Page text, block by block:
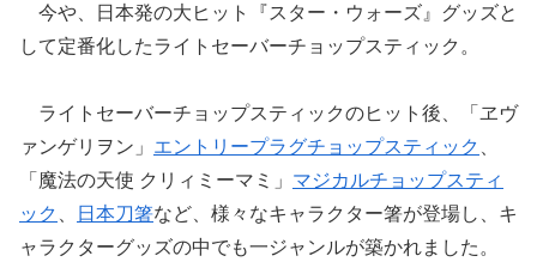
今や、日本発の大ヒット『スター・ウォーズ』グッズと
して定番化したライトセーバーチョップスティック。
ライトセーバーチョップスティックのヒット後、「ヱヴ
ァンゲリヲン」 エントリープラグチョップスティック 、
「魔法の天使 クリィミーマミ」 マジカルチョップスティ
ック 、 日本刀箸など、様々なキャラクター箸が登場し、キ
ャラクターグッズの中でも一ジャンルが築かれました。